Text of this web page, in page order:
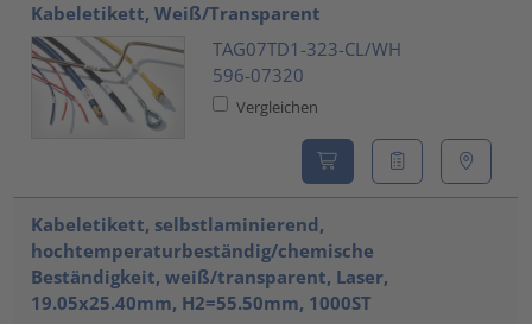
Kabeletikett, Weiß/Transparent
TAG07TD1-323-CL/WH
596-07320
Vergleichen
Kabeletikett, selbstlaminierend,
hochtemperaturbeständig/chemische
Beständigkeit, weiß/transparent, Laser,
19.05x25.40mm, H2=55.50mm, 1000ST